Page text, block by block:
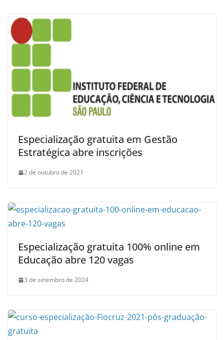
Especialização gratuita em Gestão
Estratégica abre inscrições
2 de outubro de 2021
Especialização gratuita 100% online em
Educação abre 120 vagas
3 de setembro de 2024